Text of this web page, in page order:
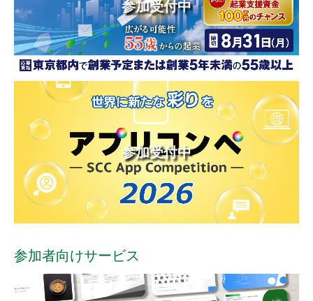
参加受付中
参加受付中
参加者向けサービス